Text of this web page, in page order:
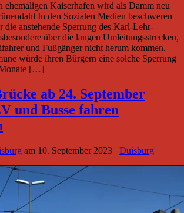
ehemaligen Kaiserhafen wird als Damm neu
In den Sozialen Medien beschweren
die anstehende Sperrung des Karl-Lehr-
über die langen Umleitungsstrecken,
und Fußgänger nicht herum kommen.
würde ihren Bürgern eine solche Sperrung
[…]
ab 24. September
und Busse fahren
am 10. September 2023 Duisburg